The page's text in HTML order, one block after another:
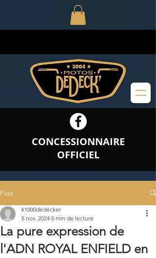
CONCESSIONNAIRE
OFFICIEL
Post
La pure expression de
l'ADN ROYAL ENFIELD en
k1000dedecker
5 nov. 2024 5 min de lecture